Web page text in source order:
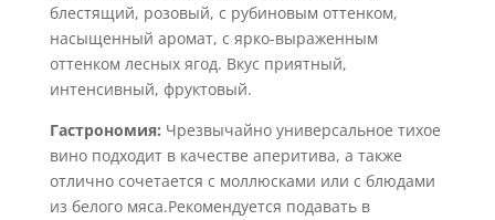
блестящий, розовый, с рубиновым оттенком,
насыщенный аромат, с ярко-выраженным
оттенком лесных ягод. Вкус приятный,
интенсивный, фруктовый.
Гастрономия: Чрезвычайно универсальное тихое
вино подходит в качестве аперитива, а также
отлично сочетается с моллюсками или с блюдами
из белого мяса.Рекомендуется подавать в